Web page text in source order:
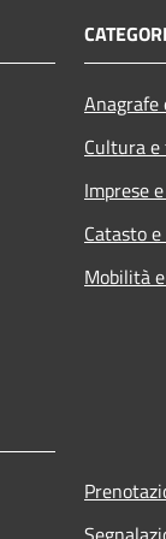
Cultura
Imprese
Catasto
Mobilità